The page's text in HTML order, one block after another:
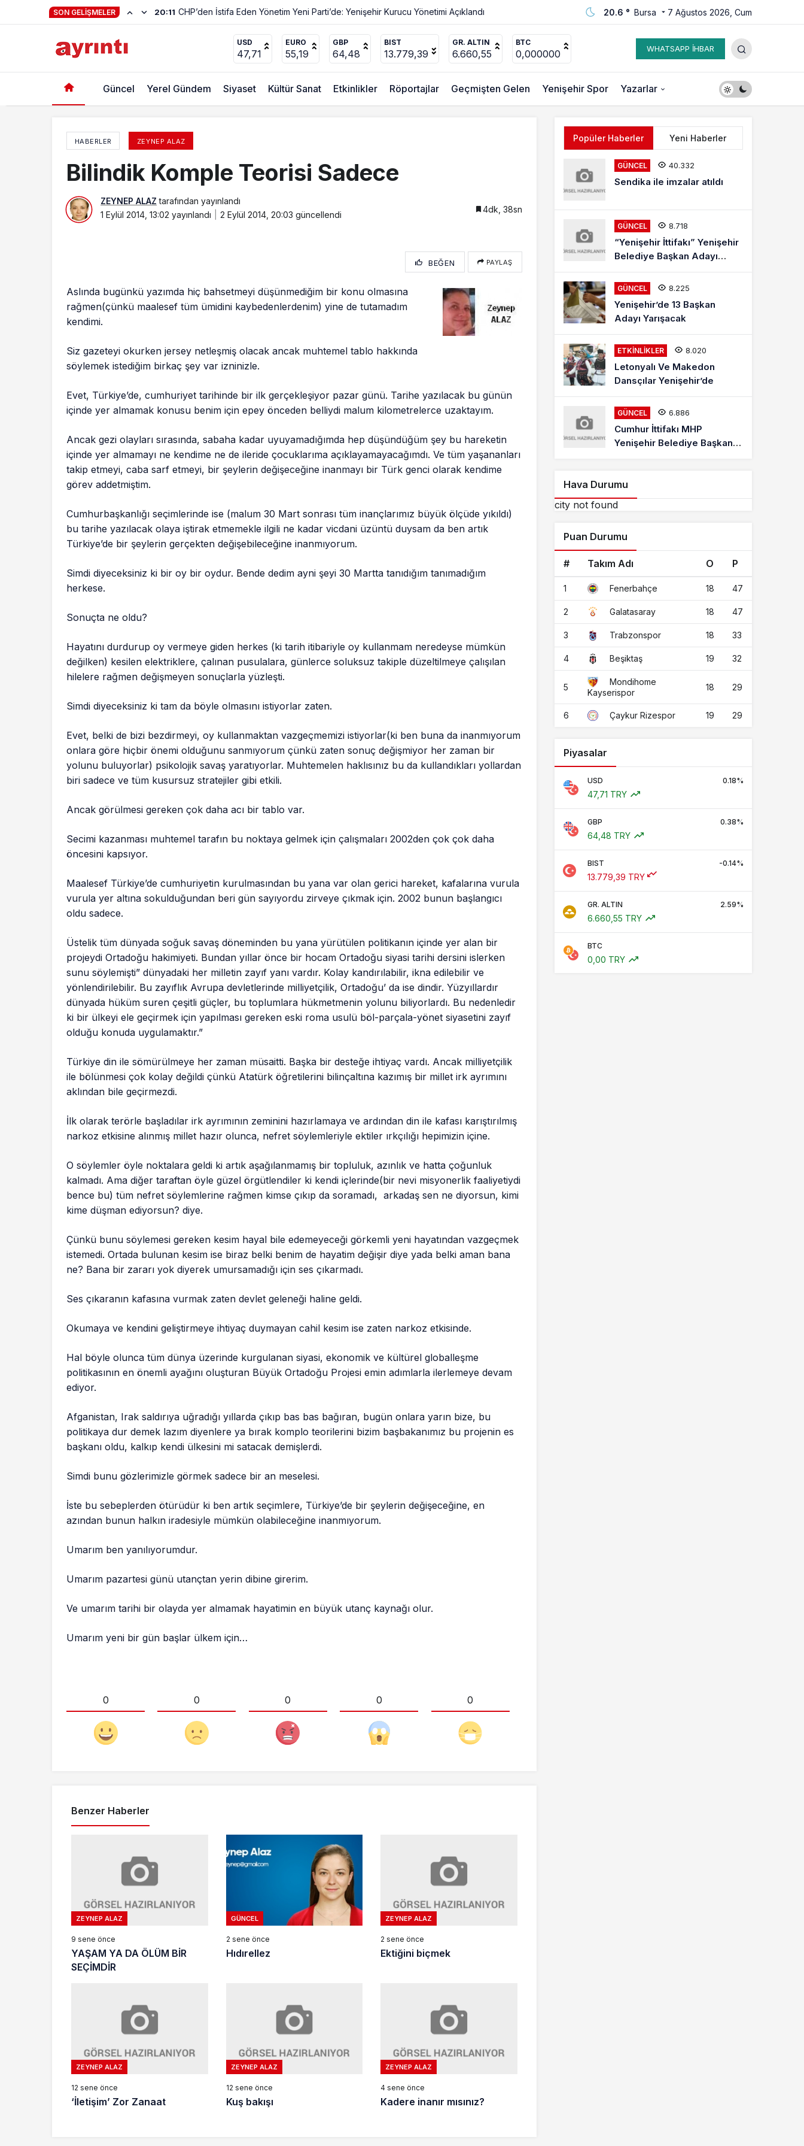
SON GELIŞMELER
20.6 ° Bursa 7 Ağustos 2026, Cum
USD
47,71
EURO
55,19
GBP
64,48
BIST
13.779,39
GR. ALTIN
6.660,55
BTC
0,000000 WHATSAPP İHBAR
Güncel Yerel Gündem Siyaset Kültür Sanat Etkinlikler Röportajlar Geçmişten Gelen Yenişehir Spor Yazarlar
HABERLER ZEYNEP ALAZ
Bilindik Komple Teorisi Sadece
ZEYNEP ALAZ tarafından yayınlandı
1 Eylül 2014, 13:02 yayınlandı 2 Eylül 2014, 20:03 güncellendi
4dk, 38sn
BEĞEN PAYLAŞ
Aslında bugünkü yazımda hiç bahsetmeyi düşünmediğim bir konu olmasına
rağmen(çünkü maalesef tüm ümidini kaybedenlerdenim) yine de tutamadım
kendimi.
Siz gazeteyi okurken jersey netleşmiş olacak ancak muhtemel tablo hakkında
söylemek istediğim birkaç şey var izninizle.
Evet, Türkiye’de, cumhuriyet tarihinde bir ilk gerçekleşiyor pazar günü. Tarihe yazılacak bu günün
içinde yer almamak konusu benim için epey önceden belliydi malum kilometrelerce uzaktayım.
Ancak gezi olayları sırasında, sabaha kadar uyuyamadığımda hep düşündüğüm şey bu hareketin
içinde yer almamayı ne kendime ne de ileride çocuklarıma açıklayamayacağımdı. Ve tüm yaşananları
takip etmeyi, caba sarf etmeyi, bir şeylerin değişeceğine inanmayı bir Türk genci olarak kendime
görev addetmiştim.
Cumhurbaşkanlığı seçimlerinde ise (malum 30 Mart sonrası tüm inançlarımız büyük ölçüde yıkıldı)
bu tarihe yazılacak olaya iştirak etmemekle ilgili ne kadar vicdani üzüntü duysam da ben artık
Türkiye’de bir şeylerin gerçekten değişebileceğine inanmıyorum.
Simdi diyeceksiniz ki bir oy bir oydur. Bende dedim ayni şeyi 30 Martta tanıdığım tanımadığım
herkese.
Sonuçta ne oldu?
Hayatını durdurup oy vermeye giden herkes (ki tarih itibariyle oy kullanmam neredeyse mümkün
değilken) kesilen elektriklere, çalınan pusulalara, günlerce soluksuz takiple düzeltilmeye çalışılan
hilelere rağmen değişmeyen sonuçlarla yüzleşti.
Simdi diyeceksiniz ki tam da böyle olmasını istiyorlar zaten.
Evet, belki de bizi bezdirmeyi, oy kullanmaktan vazgeçmemizi istiyorlar(ki ben buna da inanmıyorum
onlara göre hiçbir önemi olduğunu sanmıyorum çünkü zaten sonuç değişmiyor her zaman bir
yolunu buluyorlar) psikolojik savaş yaratıyorlar. Muhtemelen haklısınız bu da kullandıkları yollardan
biri sadece ve tüm kusursuz stratejiler gibi etkili.
Ancak görülmesi gereken çok daha acı bir tablo var.
Secimi kazanması muhtemel tarafın bu noktaya gelmek için çalışmaları 2002den çok çok daha
öncesini kapsıyor.
Maalesef Türkiye’de cumhuriyetin kurulmasından bu yana var olan gerici hareket, kafalarına vurula
vurula yer altına sokulduğundan beri gün sayıyordu zirveye çıkmak için. 2002 bunun başlangıcı
oldu sadece.
Üstelik tüm dünyada soğuk savaş döneminden bu yana yürütülen politikanın içinde yer alan bir
projeydi Ortadoğu hakimiyeti. Bundan yıllar önce bir hocam Ortadoğu siyasi tarihi dersini islerken
sunu söylemişti” dünyadaki her milletin zayıf yanı vardır. Kolay kandırılabilir, ikna edilebilir ve
yönlendirilebilir. Bu zayıflık Avrupa devletlerinde milliyetçilik, Ortadoğu’ da ise dindir. Yüzyıllardır
dünyada hüküm suren çeşitli güçler, bu toplumlara hükmetmenin yolunu biliyorlardı. Bu nedenledir
ki bir ülkeyi ele geçirmek için yapılması gereken eski roma usulü böl-parçala-yönet siyasetini zayıf
olduğu konuda uygulamaktır.”
Türkiye din ile sömürülmeye her zaman müsaitti. Başka bir desteğe ihtiyaç vardı. Ancak milliyetçilik
ile bölünmesi çok kolay değildi çünkü Atatürk öğretilerini bilinçaltına kazımış bir millet irk ayrımını
aklından bile geçirmezdi.
İlk olarak terörle başladılar irk ayrımının zeminini hazırlamaya ve ardından din ile kafası karıştırılmış
narkoz etkisine alınmış millet hazır olunca, nefret söylemleriyle ektiler ırkçılığı hepimizin içine.
O söylemler öyle noktalara geldi ki artık aşağılanmamış bir topluluk, azınlık ve hatta çoğunluk
kalmadı. Ama diğer taraftan öyle güzel örgütlendiler ki kendi içlerinde(bir nevi misyonerlik faaliyetiydi
bence bu) tüm nefret söylemlerine rağmen kimse çıkıp da soramadı, arkadaş sen ne diyorsun, kimi
kime düşman ediyorsun? diye.
Çünkü bunu söylemesi gereken kesim hayal bile edemeyeceği görkemli yeni hayatından vazgeçmek
istemedi. Ortada bulunan kesim ise biraz belki benim de hayatim değişir diye yada belki aman bana
ne? Bana bir zararı yok diyerek umursamadığı için ses çıkarmadı.
Ses çıkaranın kafasına vurmak zaten devlet geleneği haline geldi.
Okumaya ve kendini geliştirmeye ihtiyaç duymayan cahil kesim ise zaten narkoz etkisinde.
Hal böyle olunca tüm dünya üzerinde kurgulanan siyasi, ekonomik ve kültürel globalleşme
politikasının en önemli ayağını oluşturan Büyük Ortadoğu Projesi emin adımlarla ilerlemeye devam
ediyor.
Afganistan, Irak saldırıya uğradığı yıllarda çıkıp bas bas bağıran, bugün onlara yarın bize, bu
politikaya dur demek lazım diyenlere ya bırak komplo teorilerini bizim başbakanımız bu projenin es
başkanı oldu, kalkıp kendi ülkesini mi satacak demişlerdi.
Simdi bunu gözlerimizle görmek sadece bir an meselesi.
İste bu sebeplerden ötürüdür ki ben artık seçimlere, Türkiye’de bir şeylerin değişeceğine, en
azından bunun halkın iradesiyle mümkün olabileceğine inanmıyorum.
Umarım ben yanılıyorumdur.
Umarım pazartesi günü utançtan yerin dibine girerim.
Ve umarım tarihi bir olayda yer almamak hayatimin en büyük utanç kaynağı olur.
Umarım yeni bir gün başlar ülkem için…
0 0 0 0 0
Benzer Haberler
ZEYNEP ALAZ
9 sene önce
YAŞAM YA DA ÖLÜM BİR
SEÇİMDİR
GÜNCEL
2 sene önce
Hıdırellez
ZEYNEP ALAZ
2 sene önce
Ektiğini biçmek
ZEYNEP ALAZ
12 sene önce
‘İletişim’ Zor Zanaat
ZEYNEP ALAZ
12 sene önce
Kuş bakışı
ZEYNEP ALAZ
4 sene önce
Kadere inanır mısınız?
Popüler Haberler Yeni Haberler
GÜNCEL 40.332
Sendika ile imzalar atıldı
GÜNCEL 8.718
“Yenişehir İttifakı” Yenişehir
Belediye Başkan Adayı
Mehmet Kaya Röportajı
GÜNCEL 8.225
Yenişehir’de 13 Başkan
Adayı Yarışacak
ETKINLIKLER 8.020
Letonyalı Ve Makedon
Dansçılar Yenişehir’de
GÜNCEL 6.886
Cumhur İttifakı MHP
Yenişehir Belediye Başkan
Hava Durumu
city not found
Puan Durumu
# Takım Adı O P
1 Fenerbahçe 18 47
2 Galatasaray 18 47
3 Trabzonspor 18 33
4 Beşiktaş 19 32
5
Mondihome
Kayserispor
18 29
6 Çaykur Rizespor 19 29
Piyasalar
USD 0.18%
47,71 TRY
GBP 0.38%
64,48 TRY
BIST -0.14%
13.779,39 TRY
GR. ALTIN 2.59%
6.660,55 TRY
BTC
0,00 TRY
Kuş bakışı